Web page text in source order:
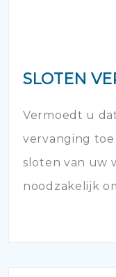
SLOTEN
Vermoedt u
vervanging
sloten van uw
noodzakelijk